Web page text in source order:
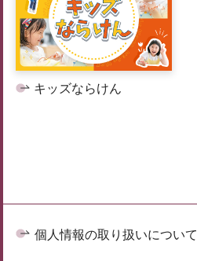
キッズならけん
個人情報の取り扱いについて